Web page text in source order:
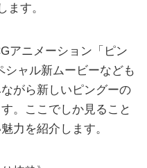
す。
アニメーション「ピン
シャル新ムービーなども
がら新しいピングーの
。ここでしか見ること
力を紹介します。